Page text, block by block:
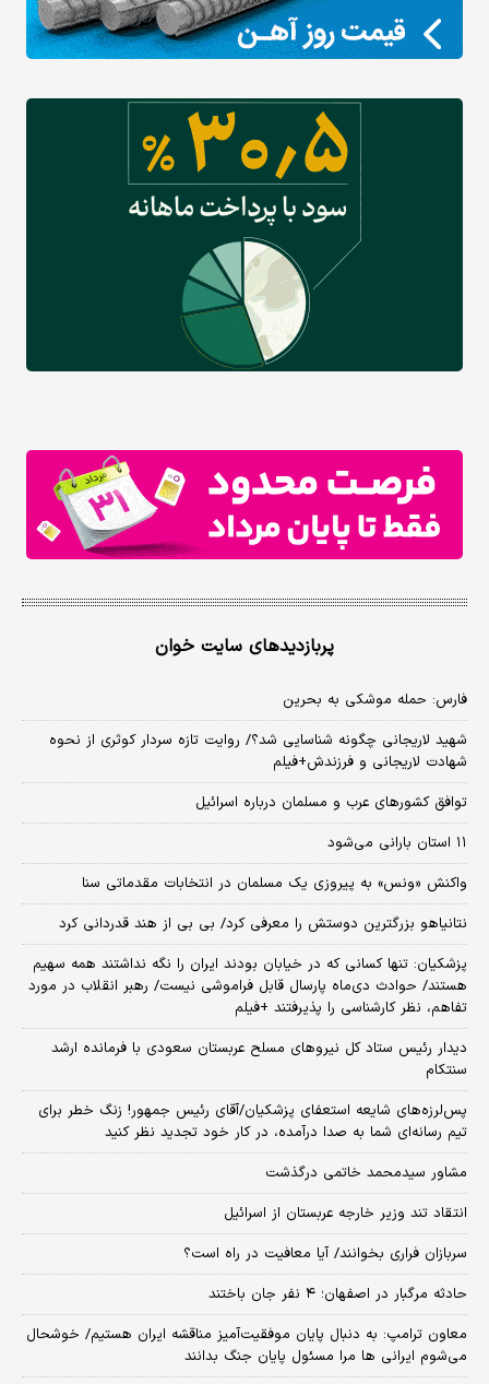
پربازدیدهای سایت خوان
فارس: حمله موشکی به بحرین
شهید لاریجانی چگونه شناسایی شد؟/ روایت تازه سردار کوثری از نحوه
شهادت لاریجانی و فرزندش+فیلم
توافق کشورهای عرب و مسلمان درباره اسرائیل
۱۱ استان بارانی می‌شود
واکنش «ونس» به پیروزی یک مسلمان در انتخابات مقدماتی سنا
نتانیاهو بزرگترین دوستش را معرفی کرد/ بی بی از هند قدردانی کرد
پزشکیان: تنها کسانی که در خیابان بودند ایران را نگه نداشتند همه سهیم
هستند/ حوادث دی‌ماه پارسال قابل فراموشی نیست/ رهبر انقلاب در مورد
تفاهم، نظر کارشناسی را پذیرفتند +فیلم
دیدار رئیس ستاد کل نیروهای مسلح عربستان سعودی با فرمانده ارشد
سنتکام
پس‌لرزه‌های شایعه استعفای پزشکیان/آقای رئیس جمهور! زنگ خطر برای
تیم رسانه‌ای شما به صدا درآمده، در کار خود تجدید نظر کنید
مشاور سیدمحمد خاتمی درگذشت
انتقاد تند وزیر خارجه عربستان از اسرائیل
سربازان فراری بخوانند/ آیا معافیت در راه است؟
حادثه مرگبار در اصفهان؛ ۴ نفر جان باختند
معاون ترامپ: به دنبال پایان موفقیت‌آمیز مناقشه ایران هستیم/ خوشحال
می‌شوم ایرانی ها مرا مسئول پایان جنگ بدانند